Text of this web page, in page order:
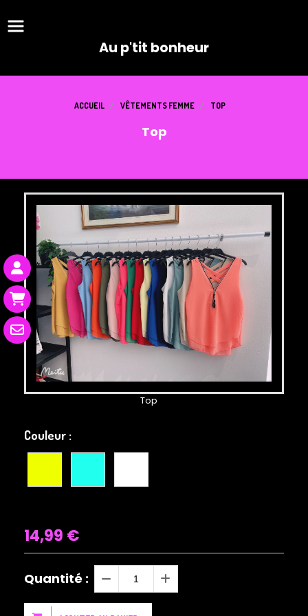
Au p'tit bonheur
ACCUEIL VÊTEMENTS FEMME TOP
Top
Top
Couleur :
14,99 €
Quantité :